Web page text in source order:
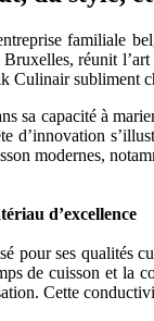
familiale
Bruxelles, réunit
Culinair subliment
sa capacité à
d’innovation
modernes,
d’excellence
pour ses qualités
de cuisson et la
Cette